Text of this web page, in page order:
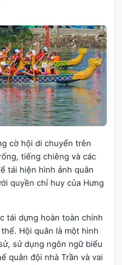
cờ hội di chuyển trên
tiếng chiêng và các
tái hiện hình ảnh quân
quyền chỉ huy của Hưng
tái dựng hoàn toàn chính
Hội quân là một hình
sử dụng ngôn ngữ biểu
quân đội nhà Trần và vai